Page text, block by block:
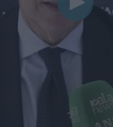
Play
Video